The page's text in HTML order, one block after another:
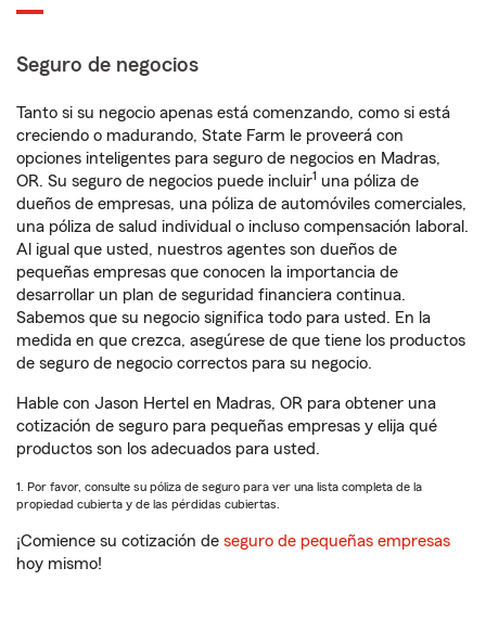
Seguro de negocios
Tanto si su negocio apenas está comenzando, como si está
creciendo o madurando, State Farm le proveerá con
opciones inteligentes para seguro de negocios en Madras,
OR. Su seguro de negocios puede incluir1 una póliza de
dueños de empresas, una póliza de automóviles comerciales,
una póliza de salud individual o incluso compensación laboral.
Al igual que usted, nuestros agentes son dueños de
pequeñas empresas que conocen la importancia de
desarrollar un plan de seguridad financiera continua.
Sabemos que su negocio significa todo para usted. En la
medida en que crezca, asegúrese de que tiene los productos
de seguro de negocio correctos para su negocio.
Hable con Jason Hertel en Madras, OR para obtener una
cotización de seguro para pequeñas empresas y elija qué
productos son los adecuados para usted.
1. Por favor, consulte su póliza de seguro para ver una lista completa de la
propiedad cubierta y de las pérdidas cubiertas.
¡Comience su cotización de seguro de pequeñas empresas
hoy mismo!